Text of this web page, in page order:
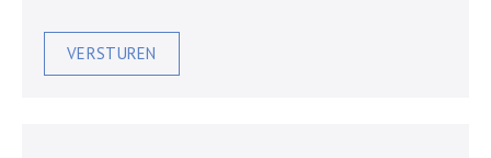
VERSTUREN